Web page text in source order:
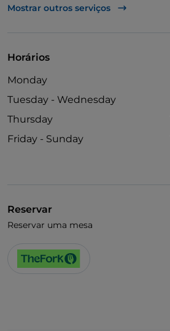
UnionPay via TheFork PAY
Mostrar outros serviços
Horários
Monday
Tuesday - Wednesday
Thursday
Friday - Sunday
Reservar
Reservar uma mesa